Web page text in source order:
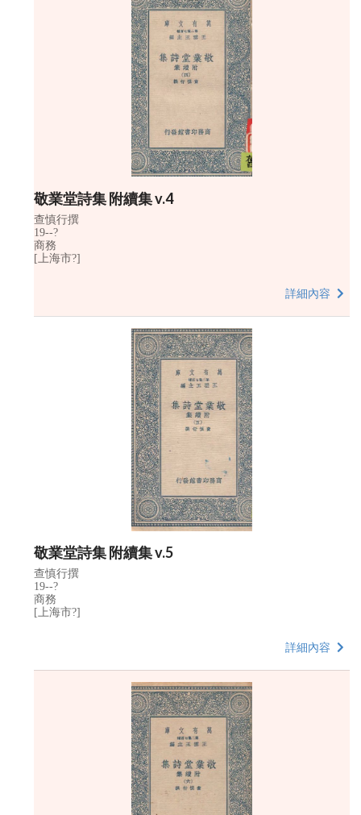
敬業堂詩集 附續集 v.4
查慎行撰
19--?
商務
[上海市?]
詳細內容
敬業堂詩集 附續集 v.5
查慎行撰
19--?
商務
[上海市?]
詳細內容